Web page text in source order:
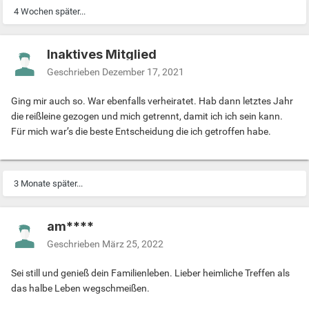
4 Wochen später...
Inaktives Mitglied
Geschrieben Dezember 17, 2021
Ging mir auch so. War ebenfalls verheiratet. Hab dann letztes Jahr
die reißleine gezogen und mich getrennt, damit ich ich sein kann.
Für mich war’s die beste Entscheidung die ich getroffen habe.
3 Monate später...
am****
Geschrieben März 25, 2022
Sei still und genieß dein Familienleben. Lieber heimliche Treffen als
das halbe Leben wegschmeißen.